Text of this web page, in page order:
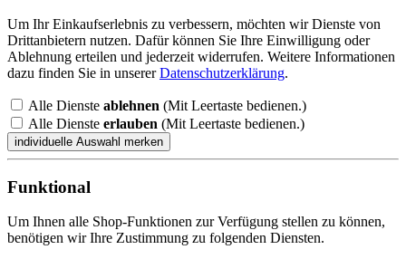
Um Ihr Einkaufserlebnis zu verbessern, möchten wir Dienste von
Drittanbietern nutzen. Dafür können Sie Ihre Einwilligung oder
Ablehnung erteilen und jederzeit widerrufen. Weitere Informationen
dazu finden Sie in unsererDatenschutzerklärung.
Alle Dienste ablehnen (Mit Leertaste bedienen.)
Alle Dienste erlauben (Mit Leertaste bedienen.)
Funktional
Um Ihnen alle Shop-Funktionen zur Verfügung stellen zu können,
benötigen wir Ihre Zustimmung zu folgenden Diensten.